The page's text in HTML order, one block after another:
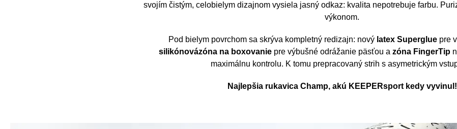
svojím čistým, celobielym dizajnom vysiela jasný odkaz: kvalita nepotrebuje farbu.
výkonom.
Pod bielym povrchom sa skrýva kompletný redizajn: nový latex Superglue pre
silikónovázóna na boxovaniepre výbušné odrážanie päsťou a zóna FingerTip
maximálnu kontrolu. K tomu prepracovaný strih s asymetrickým
Najlepšia rukavica Champ, akú KEEPERsport kedy vyvinul!